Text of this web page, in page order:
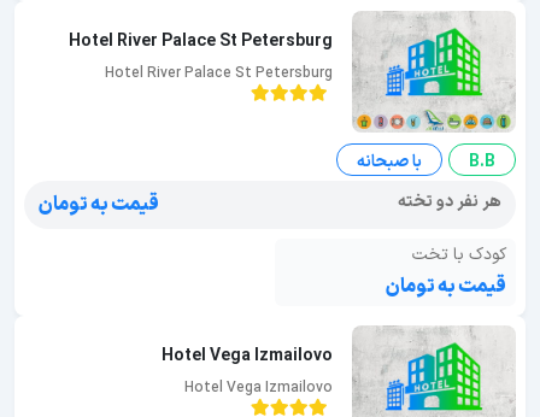
Hotel River Palace St Petersburg
Hotel River Palace St Petersburg
B.B
با صبحانه
هر نفر دو تخته
قیمت به تومان
کودک با تخت
قیمت به تومان
Hotel Vega Izmailovo
Hotel Vega Izmailovo